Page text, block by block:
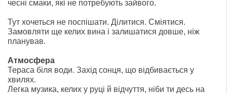
чесні смаки, які не потребують зайвого.
Тут хочеться не поспішати. Ділитися. Сміятися.
Замовляти ще келих вина і залишатися довше, ніж
планував.
Атмосфера
Тераса біля води. Захід сонця, що відбивається у
хвилях.
Легка музика, келих у руці й відчуття, ніби ти десь на